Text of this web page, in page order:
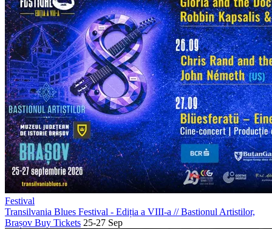
Festival
Transilvania Blues Festival - Ediția a VIII-a //Bastionul Artistilor,
Brașov Buy Tickets 25-27 Sep